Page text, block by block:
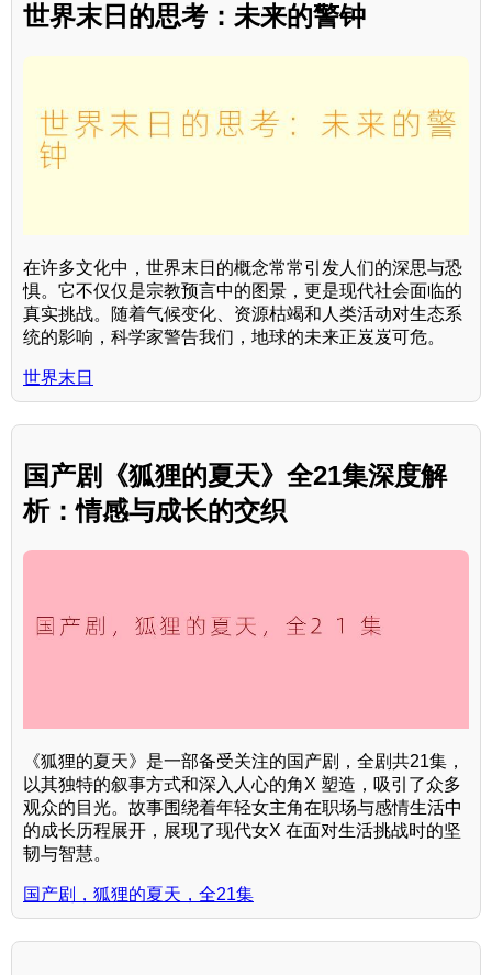
世界末日的思考：未来的警钟
在许多文化中，世界末日的概念常常引发人们的深思与恐
惧。它不仅仅是宗教预言中的图景，更是现代社会面临的
真实挑战。随着气候变化、资源枯竭和人类活动对生态系
统的影响，科学家警告我们，地球的未来正岌岌可危。
世界末日
国产剧《狐狸的夏天》全21集深度解
析：情感与成长的交织
《狐狸的夏天》是一部备受关注的国产剧，全剧共21集，
以其独特的叙事方式和深入人心的角X 塑造，吸引了众多
观众的目光。故事围绕着年轻女主角在职场与感情生活中
的成长历程展开，展现了现代女X 在面对生活挑战时的坚
韧与智慧。
国产剧，狐狸的夏天，全21集